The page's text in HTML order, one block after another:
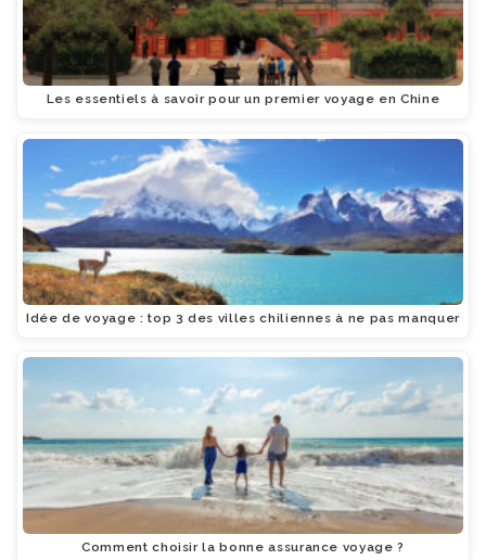
Les essentiels à savoir pour un premier voyage en Chine
Idée de voyage : top 3 des villes chiliennes à ne pas manquer
Comment choisir la bonne assurance voyage ?